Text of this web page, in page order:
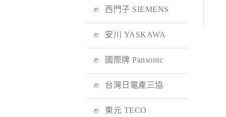
西門子 SIEMENS
安川 YASKAWA
國際牌 Pansonic
台灣日電產三協
東元 TECO